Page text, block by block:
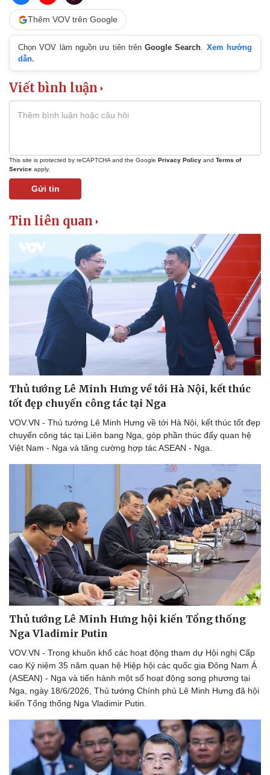
Pháp luật
Vụ án
Tin nóng
Tư vấn luật
Quân sự - Quốc phòng
Vũ khí
Việt Nam
Phân tích
Thêm VOV trên Google
Chọn VOV làm nguồn ưu tiên trênGoogle Search. Xem hướng
dẫn.
Viết bình luận
This site is protected by reCAPTCHA and the Google Privacy Policy and Terms of
Service apply.
Gửi tin
Tin liên quan
Thủ tướng Lê Minh Hưng về tới Hà Nội, kết thúc
tốt đẹp chuyến công tác tại Nga
VOV.VN - Thủ tướng Lê Minh Hưng về tới Hà Nội, kết thúc tốt đẹp
chuyến công tác tại Liên bang Nga, góp phần thúc đẩy quan hệ
Việt Nam - Nga và tăng cường hợp tác ASEAN - Nga.
Thủ tướng Lê Minh Hưng hội kiến Tổng thống
Nga Vladimir Putin
VOV.VN - Trong khuôn khổ các hoạt động tham dự Hội nghị Cấp
cao Kỷ niệm 35 năm quan hệ Hiệp hội các quốc gia Đông Nam Á
(ASEAN) - Nga và tiến hành một số hoạt động song phương tại
Nga, ngày 18/6/2026, Thủ tướng Chính phủ Lê Minh Hưng đã hội
kiến Tổng thống Nga Vladimir Putin.